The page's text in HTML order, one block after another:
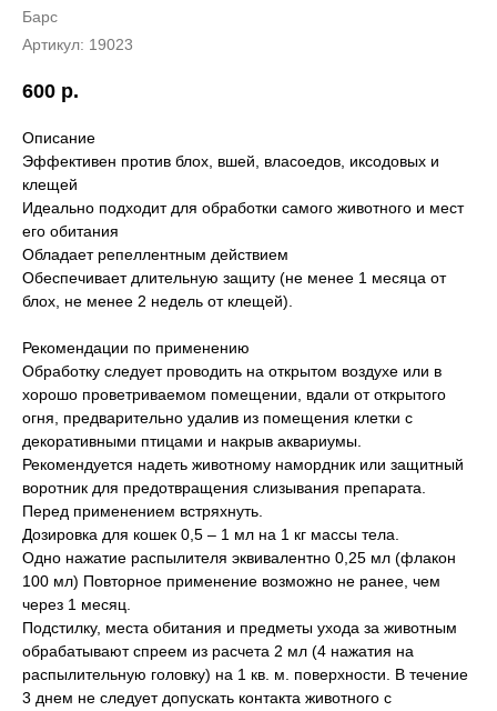
Барс
Артикул: 19023
600 р.
Описание
Эффективен против блох, вшей, власоедов, иксодовых и
клещей
Идеально подходит для обработки самого животного и мест
его обитания
Обладает репеллентным действием
Обеспечивает длительную защиту (не менее 1 месяца от
блох, не менее 2 недель от клещей).
Рекомендации по применению
Обработку следует проводить на открытом воздухе или в
хорошо проветриваемом помещении, вдали от открытого
огня, предварительно удалив из помещения клетки с
декоративными птицами и накрыв аквариумы.
Рекомендуется надеть животному намордник или защитный
воротник для предотвращения слизывания препарата.
Перед применением встряхнуть.
Дозировка для кошек 0,5 – 1 мл на 1 кг массы тела.
Одно нажатие распылителя эквивалентно 0,25 мл (флакон
100 мл) Повторное применение возможно не ранее, чем
через 1 месяц.
Подстилку, места обитания и предметы ухода за животным
обрабатывают спреем из расчета 2 мл (4 нажатия на
распылительную головку) на 1 кв. м. поверхности. В течение
3 днем не следует допускать контакта животного с